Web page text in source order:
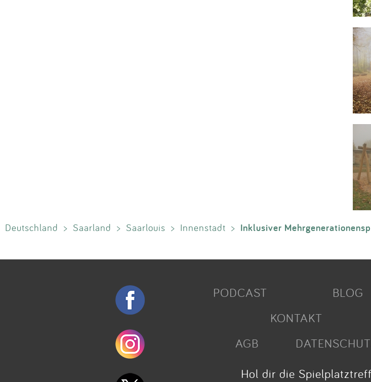
Deutschland > Saarland > Saarlouis > Innenstadt > Inklusiver
PODCAST BLOG
KONTAKT
AGB
Hol dir die